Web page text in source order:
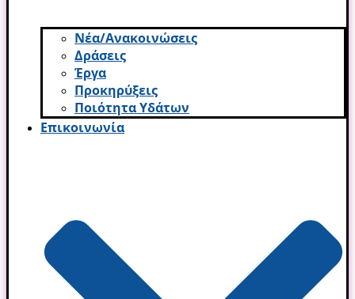
Νέα/Ανακοινώσεις
Δράσεις
Έργα
Προκηρύξεις
Ποιότητα Υδάτων
Επικοινωνία